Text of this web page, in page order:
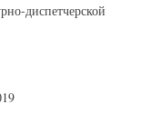
диспетчерской